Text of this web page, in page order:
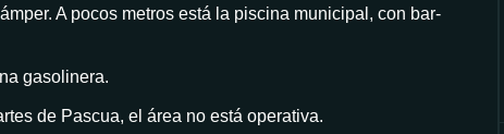
A pocos metros está la piscina municipal, con bar-
gasolinera.
de Pascua, el área no está operativa.